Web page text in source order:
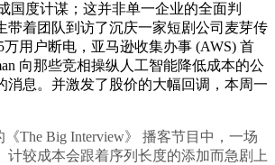
国度计谋；这并非单一企业的全面判
带着团队到访了沉庆一家短剧公司麦芽传
万用户断电，亚马逊收集办事 (AWS) 首
向那些竞相操纵人工智能降低成本的公
消息。并激发了股价的大幅回调，本周一
Big Interview》 播客节目中，一场
计较成本会跟着序列长度的添加而急剧上